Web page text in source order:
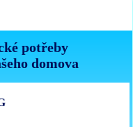
potřeby
domova